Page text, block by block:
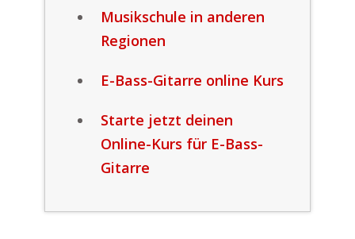
Musikschule in anderen
Regionen
E-Bass-Gitarre online Kurs
Starte jetzt deinen
Online-Kurs für E-Bass-
Gitarre